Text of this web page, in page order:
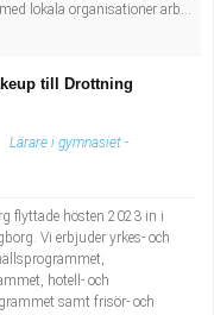
lokala organisationer arb...
till Drottning
Lärare i gymnasiet -
flyttade hösten 2023 in i
Vi erbjuder yrkes- och
hotell- och
samt frisör- och